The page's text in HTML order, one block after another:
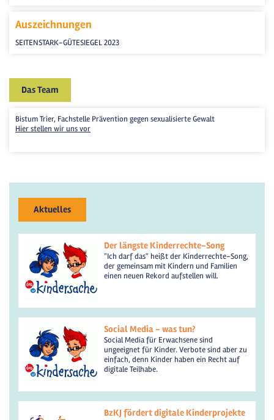
Auszeichnungen
SEITENSTARK-GÜTESIEGEL 2023
Das Team
Bistum Trier, Fachstelle Prävention gegen sexualisierte Gewalt
Hier stellen wir uns vor
Aktuelles
Der längste Kinderrechte-Song
"Ich darf das" heißt der Kinderrechte-Song,
der gemeinsam mit Kindern und Familien
einen neuen Rekord aufstellen will.
Social Media - was tun?
Social Media für Erwachsene sind
ungeeignet für Kinder. Verbote sind aber zu
einfach, denn Kinder haben ein Recht auf
digitale Teilhabe.
BzKJ fördert digitale Kinderprojekte